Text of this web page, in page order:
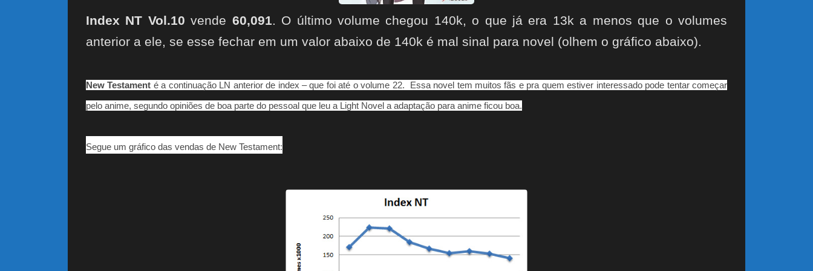
Index NT Vol.10 vende 60,091. O último volume chegou 140k, o que já era 13k a menos que o volumes
anterior a ele, se esse fechar em um valor abaixo de 140k é mal sinal para novel (olhem o gráfico abaixo).
New Testament é a continuação LN anterior de index – que foi até o volume 22.
Essa novel tem muitos fãs e pra quem estiver interessado pode tentar começar
pelo anime, segundo opiniões de boa parte do pessoal que leu a Light Novel a adaptação para anime ficou boa.
Segue um gráfico das vendas de New Testament: